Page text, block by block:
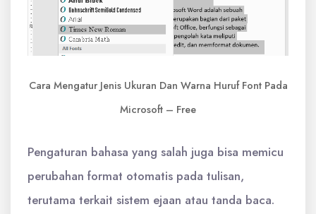
Cara Mengatur Jenis Ukuran Dan Warna Huruf Font Pada
Microsoft – Free
Pengaturan bahasa yang salah juga bisa memicu
perubahan format otomatis pada tulisan,
terutama terkait sistem ejaan atau tanda baca.